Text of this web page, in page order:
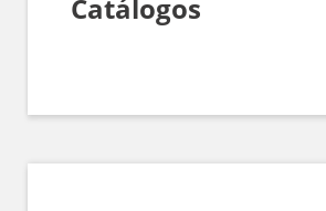
Catálogos